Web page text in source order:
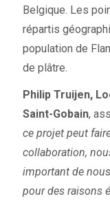
Belgique. Les
répartis
population de
de plâtre.
Philip Truijen,
Saint-Gobain,
ce projet peut
collaboration,
important de
pour des raisons